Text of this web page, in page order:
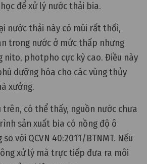
để xử lý nước thải bia.
nước thải này có mùi rất thối,
trong nước ở mức thấp nhưng
nito, photpho cực kỳ cao. Điều này
dưỡng hóa cho các vùng thủy
xưởng.
có thể thấy, nguồn nước chưa
sản xuất bia có nồng độ ô
với QCVN 40:2011/BTNMT. Nếu
xử lý mà trực tiếp đưa ra môi